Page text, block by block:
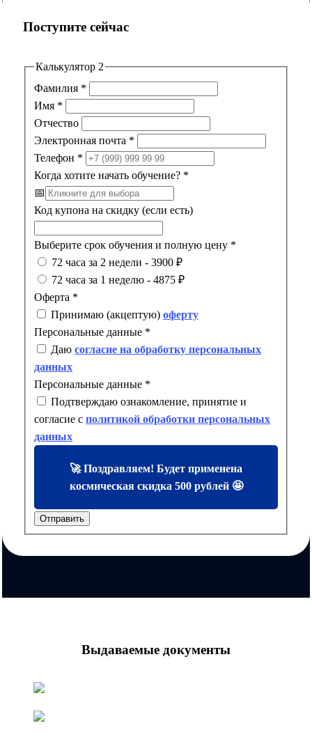
Поступите сейчас
Калькулятор 2
Фамилия *
Имя *
Отчество
Электронная почта *
Телефон *
Когда хотите начать обучение? *
📅
Код купона на скидку (если есть)
Выберите срок обучения и полную цену *
72 часа за 2 недели - 3900 ₽
72 часа за 1 неделю - 4875 ₽
Оферта *
Принимаю (акцептую) оферту
Персональные данные *
Даю согласие на обработку персональных
данных
Персональные данные *
Подтверждаю ознакомление, принятие и
согласие с политикой обработки персональных
данных
🚀 Поздравляем! Будет применена
космическая скидка 500 рублей 🤩
Отправить
Выдаваемые документы